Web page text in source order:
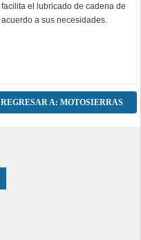
facilita el lubricado de cadena de
acuerdo a sus necesidades.
REGRESAR A: MOTOSIERRAS